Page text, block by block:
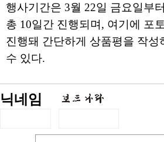
행사기간은 3월 22일 금요일부
총 10일간 진행되며, 여기에 포
진행돼 간단하게 상품평을 작성
수 있다.
닉네임